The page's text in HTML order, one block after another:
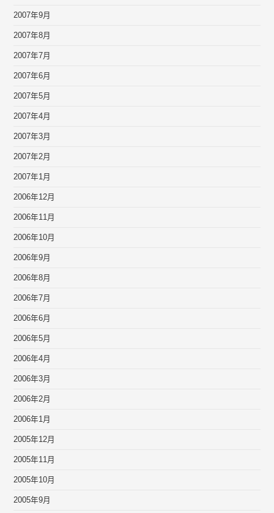
2007年9月
2007年8月
2007年7月
2007年6月
2007年5月
2007年4月
2007年3月
2007年2月
2007年1月
2006年12月
2006年11月
2006年10月
2006年9月
2006年8月
2006年7月
2006年6月
2006年5月
2006年4月
2006年3月
2006年2月
2006年1月
2005年12月
2005年11月
2005年10月
2005年9月